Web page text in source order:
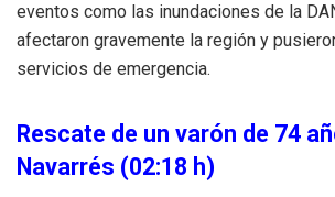
eventos como las inundaciones de la
afectaron gravemente la región y
servicios de emergencia.
Rescate de un varón de 74
Navarrés (02:18 h)